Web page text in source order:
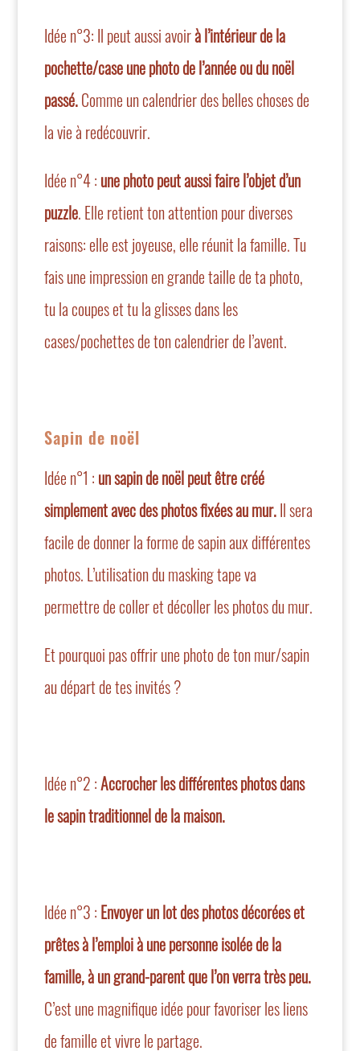
Idée n°3: Il peut aussi avoirà l’intérieur de la
pochette/case une photo de l’année ou du noël
passé.Comme un calendrier des belles choses de
la vie à redécouvrir.
Idée n°4 : une photo peut aussi faire l’objet d’un
puzzle. Elle retient ton attention pour diverses
raisons: elle est joyeuse, elle réunit la famille. Tu
fais une impression en grande taille de ta photo,
tu la coupes et tu la glisses dans les
cases/pochettes de ton calendrier de l’avent.
Sapin de noël
Idée n°1 : un sapin de noël peut être créé
simplement avec des photos fixées au mur.Il sera
facile de donner la forme de sapin aux différentes
photos. L’utilisationdu masking tapeva
permettre de coller et décoller les photos du mur.
Et pourquoi pas offrir une photo de ton mur/sapin
au départ de tes invités ?
Idée n°2 :Accrocher les différentes photos dans
le sapin traditionnel de la maison.
Idée n°3 : Envoyer un lot des photos décorées et
prêtes à l’emploi à une personne isolée de la
famille, à un grand-parent que l’on verra très peu.
C’est une magnifique idée pour favoriser les liens
de famille et vivre le partage.